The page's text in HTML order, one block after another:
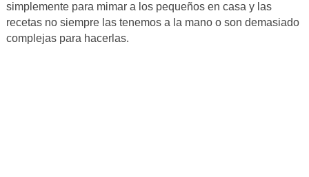
simplemente para mimar a los pequeños en casa y las
recetas no siempre las tenemos a la mano o son demasiado
complejas para hacerlas.